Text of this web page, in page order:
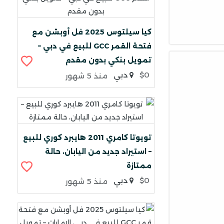
كيا سيلتوس 2025 فل أوبشن مع
فتحة القمر GCC للبيع في دبي –
تمويل بنكي بدون مقدم
$0 دبي منذ 5 شهور
تويوتا كامري 2011 هايبرد كوري للبيع
– استيراد جديد من اليابان، حالة
ممتازة
$0 دبي منذ 5 شهور